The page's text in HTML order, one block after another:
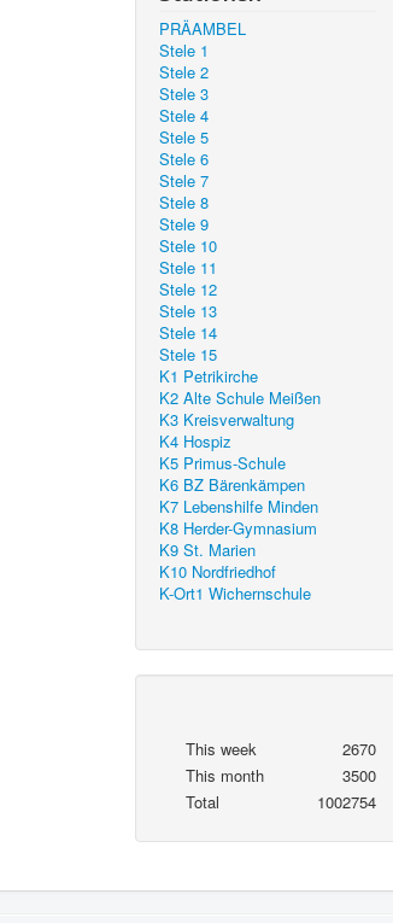
PRÄAMBEL
Stele 1
Stele 2
Stele 3
Stele 4
Stele 5
Stele 6
Stele 7
Stele 8
Stele 9
Stele 10
Stele 11
Stele 12
Stele 13
Stele 14
Stele 15
K1 Petrikirche
K2 Alte Schule Meißen
K3 Kreisverwaltung
K4 Hospiz
K5 Primus-Schule
K6 BZ Bärenkämpen
K7 Lebenshilfe Minden
K8 Herder-Gymnasium
K9 St. Marien
K10 Nordfriedhof
K-Ort1 Wichernschule
This week
2670
This month
3500
Total
1002754